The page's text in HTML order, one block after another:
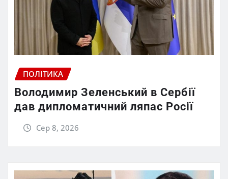
ПОЛІТИКА
Володимир Зеленський в Сербії
дав дипломатичний ляпас Росії
Сер 8, 2026